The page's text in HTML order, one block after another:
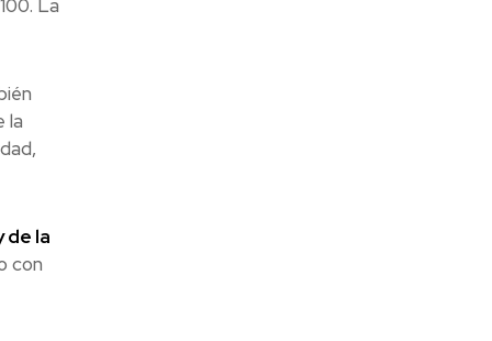
La
la
de la
con